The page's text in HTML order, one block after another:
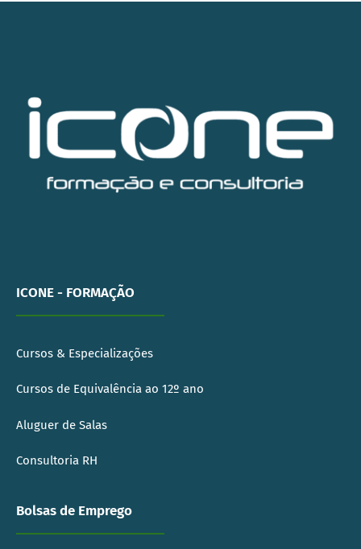
ICONE - FORMAÇÃO
Cursos & Especializações
Cursos de Equivalência ao 12º ano
Aluguer de Salas
Consultoria RH
Bolsas de Emprego